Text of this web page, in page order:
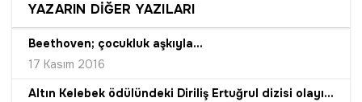
YAZARIN DİĞER YAZILARI
Beethoven; çocukluk aşkıyla...
17 Kasım 2016
Altın Kelebek ödülündeki Diriliş Ertuğrul dizisi olayının derin kodları...